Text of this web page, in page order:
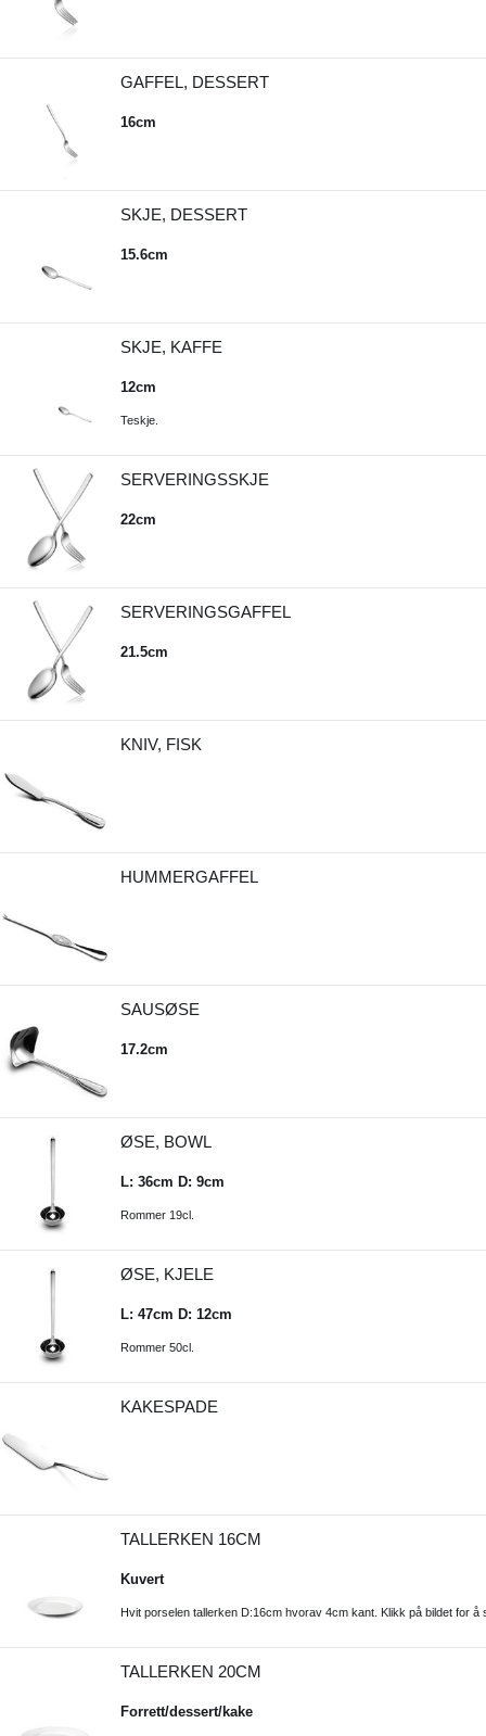
GAFFEL, DESSERT
16cm
SKJE, DESSERT
15.6cm
SKJE, KAFFE
12cm
Teskje.
SERVERINGSSKJE
22cm
SERVERINGSGAFFEL
21.5cm
KNIV, FISK
HUMMERGAFFEL
SAUSØSE
17.2cm
ØSE, BOWL
L: 36cm D: 9cm
Rommer 19cl.
ØSE, KJELE
L: 47cm D: 12cm
Rommer 50cl.
KAKESPADE
TALLERKEN 16CM
Kuvert
Hvit porselen tallerken D:16cm hvorav 4cm kant. Klikk på bildet for
TALLERKEN 20CM
Forrett/dessert/kake